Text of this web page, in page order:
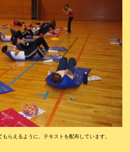
らえるように、テキストを配布しています。
お問い合わせ
クセス
知らせ